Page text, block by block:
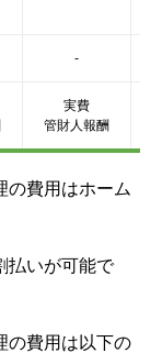
-
実費
管財人報酬
の費用はホーム
払いが可能で
の費用は以下の